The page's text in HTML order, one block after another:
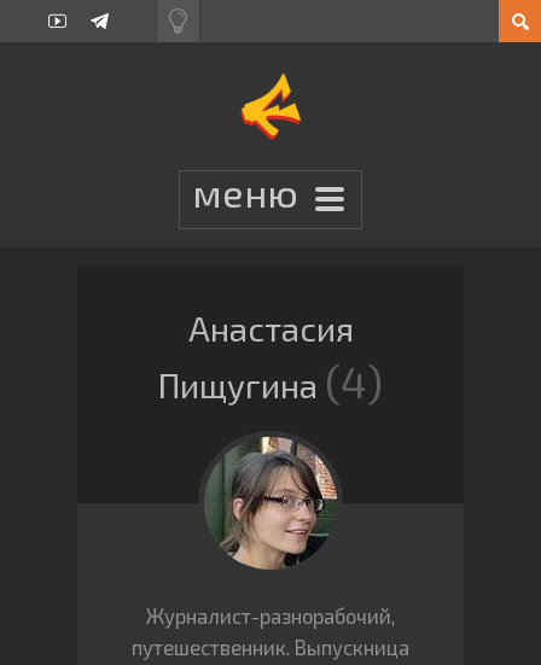
Анастасия
Пищугина
4
Журналист-разнорабочий,
путешественник. Выпускница